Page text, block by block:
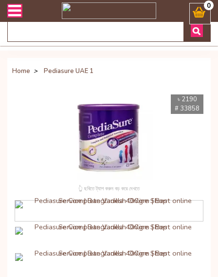
সংক্রান্ত যেকোনো জিজ্ঞাসায় কল করুনঃ ( Whatsapp ) 0
Home > Pediasure UAE 1
৳ 2190
# 33858
👆 ছবিতে ট্যাপ করুন বড় করে দেখতে